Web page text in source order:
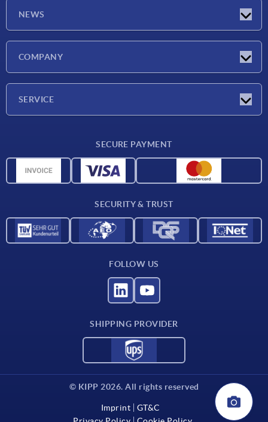
NEWS
COMPANY
SERVICE
CAD data
SECURE PAYMENT
SECURITY & TRUST
FOLLOW US
SHIPPING PROVIDER
© KIPP 2026. All rights reserved
Imprint
GT&C